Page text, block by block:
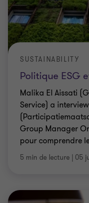
Politique ESG
SUSTAINABILITY
Malika El Aissati
Service) a
Group Manager
pour comprendre
5 min de lecture | 05